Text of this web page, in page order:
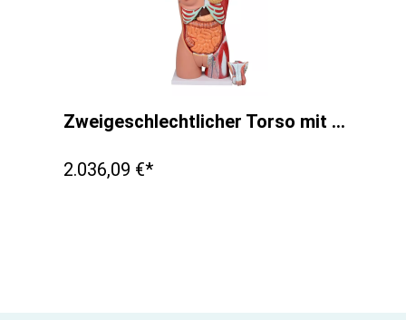
Zweigeschlechtlicher Torso mit offenem Rücken, 28-teilig
2.036,09 €*